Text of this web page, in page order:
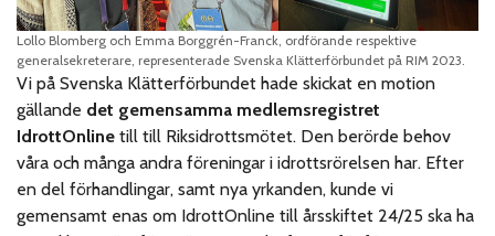
Lollo Blomberg och Emma Borggrén-Franck, ordförande respektive
generalsekreterare, representerade Svenska Klätterförbundet på RIM 2023.
Vi på Svenska Klätterförbundet hade skickat en motion
gällande det gemensamma medlemsregistret
IdrottOnlinetill till Riksidrottsmötet. Den berörde behov
våra och många andra föreningar i idrottsrörelsen har. Efter
en del förhandlingar, samt nya yrkanden, kunde vi
gemensamt enas om IdrottOnline till årsskiftet 24/25 ska ha